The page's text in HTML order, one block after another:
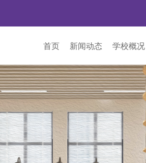
首页 新闻动态 学校概况